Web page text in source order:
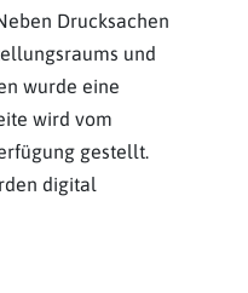
Drucksachen
und
wurde eine
wird vom
gestellt.
digital